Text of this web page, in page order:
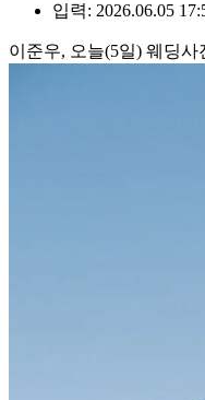
입력: 2026.06.05
이준우, 오늘(5일) 웨딩